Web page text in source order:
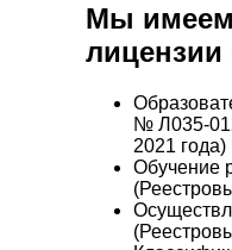
Мы имеем
лицензии
№ Л035-
2021 года)
Обучение